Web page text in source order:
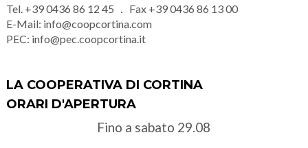
Tel. +39 0436 86 12 45 Fax +39 0436 86 13 00
E-Mail: info@coopcortina.com
PEC: info@pec.coopcortina.it
LA COOPERATIVA DI CORTINA
ORARI D'APERTURA
Fino a sabato 29.08